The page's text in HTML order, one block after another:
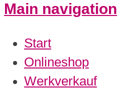
Main navigation
Start
Onlineshop
Werkverkauf